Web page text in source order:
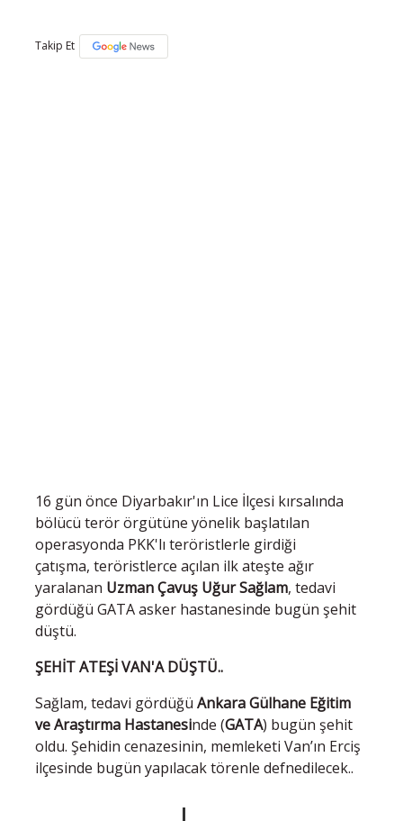
Takip Et
16 gün önce Diyarbakır'ın Lice İlçesi kırsalında
bölücü terör örgütüne yönelik başlatılan
operasyonda PKK'lı teröristlerle girdiği
çatışma, teröristlerce açılan ilk ateşte ağır
yaralanan Uzman Çavuş Uğur Sağlam, tedavi
gördüğü GATA asker hastanesinde bugün şehit
düştü.
ŞEHİT ATEŞİ VAN'A DÜŞTÜ..
Sağlam, tedavi gördüğü Ankara Gülhane Eğitim
ve Araştırma Hastanesinde (GATA) bugün şehit
oldu. Şehidin cenazesinin, memleketi Van’ın Erciş
ilçesinde bugün yapılacak törenle defnedilecek..